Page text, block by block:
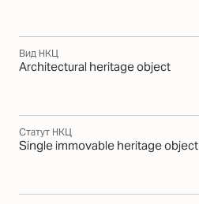
Вид НКЦ
Architectural heritage object
Статут НКЦ
Single immovable heritage object